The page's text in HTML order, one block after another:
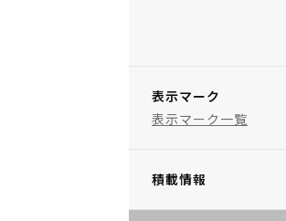
表示マーク
表示マーク一覧
積載情報